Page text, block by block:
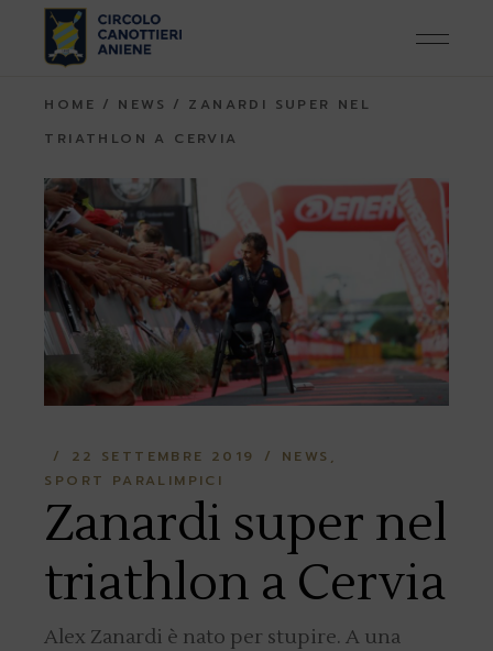
content
HOME NEWS
ZANARDI SUPER NEL
TRIATHLON A CERVIA
22 SETTEMBRE 2019
NEWS
SPORT PARALIMPICI
Zanardi super nel
triathlon a Cervia
Alex Zanardi è nato per stupire. A una